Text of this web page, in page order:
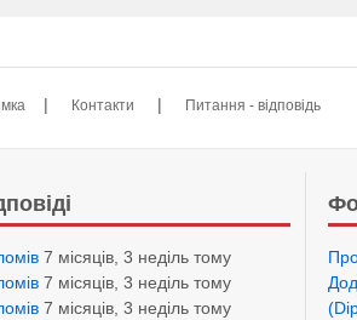
| Контакти | Питання - відповідь
7 місяців, 3 неділь тому
7 місяців, 3 неділь тому
7 місяців, 3 неділь тому